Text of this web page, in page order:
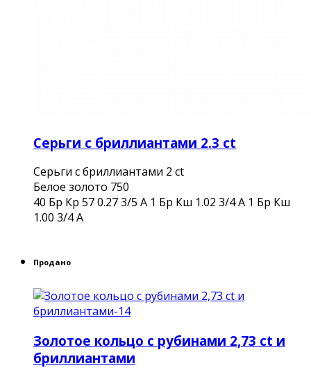
Серьги с бриллиантами 2.3 ct
Серьги с бриллиантами 2 ct
Белое золото 750
40 Бр Кр 57 0.27 3/5 А 1 Бр Кш 1.02 3/4 А 1 Бр Кш
1.00 3/4 А
Продано
Золотое кольцо с рубинами 2,73 ct и
бриллиантами